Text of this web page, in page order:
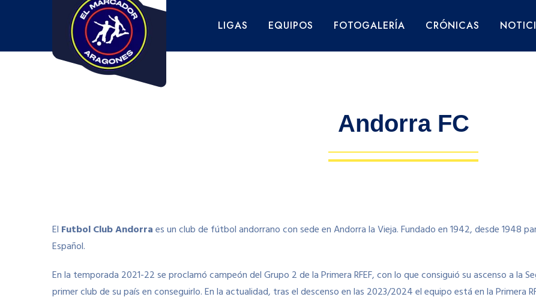
LIGAS EQUIPOS FOTOGALERÍA CRÓNICAS
Andorra FC
El Futbol Club Andorra es un club de fútbol andorrano con sede en Andorra la Vieja. Fundado en 1942, desde 1948
Español.
En la temporada 2021-22 se proclamó campeón del Grupo 2 de la Primera RFEF, con lo que consiguió su ascenso a la
primer club de su país en conseguirlo. En la actualidad, tras el descenso en las 2023/2024 el equipo está en la Primera